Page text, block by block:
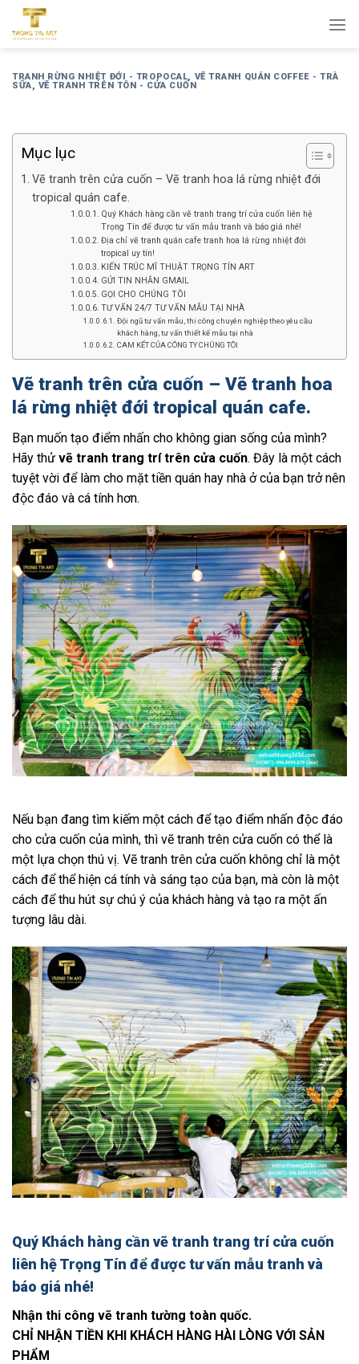
qua
dungTRANH RỪNG NHIỆT ĐỚI - TROPOCAL, VẼ TRANH QUÁN COFFEE - TRÀ
SỮA, VẼ TRANH TRÊN TÔN - CỬA CUỐN
Mục lục
Vẽ tranh trên cửa cuốn – Vẽ tranh hoa lá rừng nhiệt đới
tropical quán cafe.
Quý Khách hàng cần vẽ tranh trang trí cửa cuốn liên hệ
Trọng Tín để được tư vấn mẫu tranh và báo giá nhé!
Địa chỉ vẽ tranh quán cafe tranh hoa lá rừng nhiệt đới
tropical uy tín!
KIẾN TRÚC MĨ THUẬT TRỌNG TÍN ART
GỬI TIN NHẮN GMAIL
GỌI CHO CHÚNG TÔI
TƯ VẤN 24/7 TƯ VẤN MẪU TẠI NHÀ
Đội ngũ tư vấn mẫu, thi công chuyên nghiệp theo yêu cầu
khách hàng, tư vấn thiết kế mẫu tại nhà
CAM KẾT CỦA CÔNG TY CHÚNG TÔI
Vẽ tranh trên cửa cuốn – Vẽ tranh hoa
lá rừng nhiệt đới tropical quán cafe.
Bạn muốn tạo điểm nhấn cho không gian sống của mình?
Hãy thử vẽ tranh trang trí trên cửa cuốn. Đây là một cách
tuyệt vời để làm cho mặt tiền quán hay nhà ở của bạn trở nên
độc đáo và cá tính hơn.
Nếu bạn đang tìm kiếm một cách để tạo điểm nhấn độc đáo
cho cửa cuốn của mình, thì vẽ tranh trên cửa cuốn có thể là
một lựa chọn thú vị. Vẽ tranh trên cửa cuốn không chỉ là một
cách để thể hiện cá tính và sáng tạo của bạn, mà còn là một
cách để thu hút sự chú ý của khách hàng và tạo ra một ấn
tượng lâu dài.
Quý Khách hàng cần vẽ tranh trang trí cửa cuốn
liên hệ Trọng Tín để được tư vấn mẫu tranh và
báo giá nhé!
Nhận thi công vẽ tranh tường toàn quốc.
CHỈ NHẬN TIỀN KHI KHÁCH HÀNG HÀI LÒNG VỚI SẢN
PHẨM